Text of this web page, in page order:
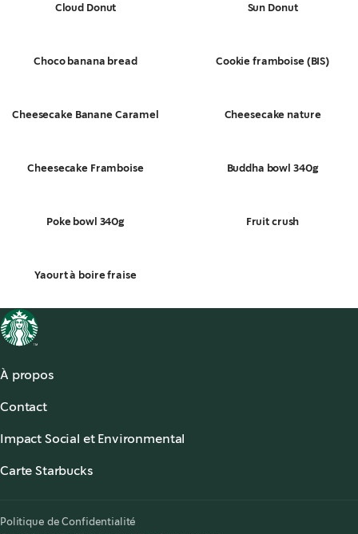
Cloud Donut Sun Donut
Choco banana bread Cookie framboise (BIS)
Cheesecake Banane Caramel Cheesecake nature
Cheesecake Framboise Buddha bowl 340g
Poke bowl 340g Fruit crush
Yaourt à boire fraise
À propos
Nos Cafés
Starbucks Stories & News
opens in a new tab
Food Service,opens in a new tab
Contact
Service Client ,opens in a new tab
FAQ
Impact Social et Environmental
Carte Starbucks
Politique de Confidentialité